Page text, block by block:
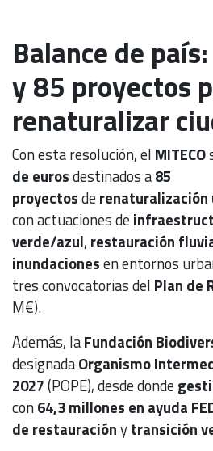
Balance de
y 85 proyectos
renaturalizar
Con esta resolución, el MITECO
de eurosdestinados a85
proyectosderenaturalización
con actuaciones de
verde/azul, restauración
inundacionesen entornos
tres convocatorias del Plan de
M€).
Además, laFundación
designadaOrganismo
2027(POPE), desde donde
con64,3 millones en ayuda
de restauraciónytransición